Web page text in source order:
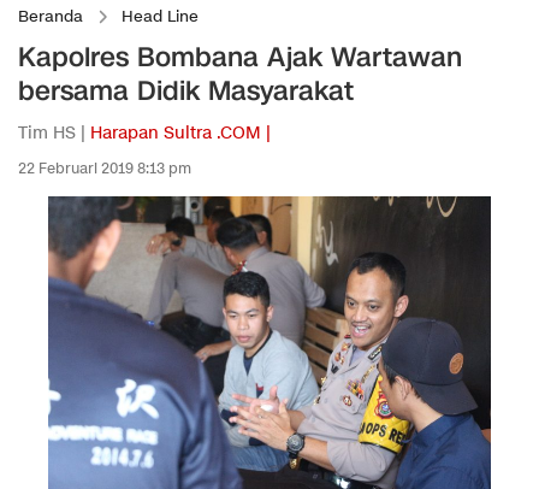
Beranda Head Line
Kapolres Bombana Ajak Wartawan
bersama Didik Masyarakat
Tim HS | Harapan Sultra .COM |
22 Februari 2019 8:13 pm